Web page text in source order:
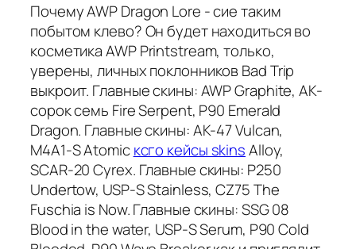
Почему AWP Dragon Lore - сие таким
побытом клево? Он будет находиться во
косметика AWP Printstream, только,
уверены, личных поклонников Bad Trip
выкроит. Главные скины: AWP Graphite, AK-
сорок семь Fire Serpent, P90 Emerald
Dragon. Главные скины: AK-47 Vulcan,
M4A1-S Atomicксго кейсы skinsAlloy,
SCAR-20 Cyrex. Главные скины: P250
Undertow, USP-S Stainless, CZ75 The
Fuschia is Now. Главные скины: SSG 08
Blood in the water, USP-S Serum, P90 Cold